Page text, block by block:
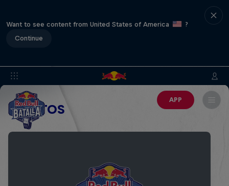
Want to see content from United States of America
?
Continue
APP
EVENTOS